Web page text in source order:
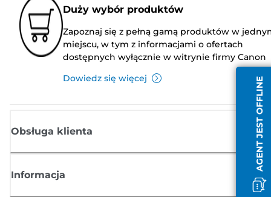
AGENT JEST OFFLINE
Duży wybór produktów
Zapoznaj się z pełną gamą produktów w
miejscu, w tym z informacjami o ofertach
dostępnych wyłącznie w witrynie firmy Canon
Dowiedz się więcej
Obsługa klienta
Informacja